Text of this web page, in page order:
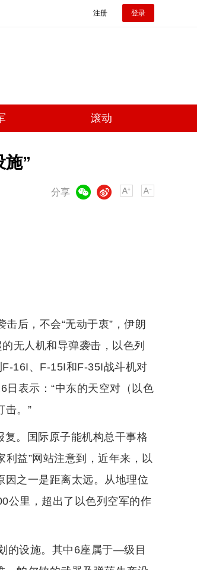
注册 登录
滚动
施”
分享
微博
后，不会“无动于衷”，伊朗
无人机和导弹袭击，以色列
16I、F-15I和F-35I战斗机对
表示：“中东的天空对（以色
击。”
。国际原子能机构总干事格
利益”网站注意到，近年来，以
之一是距离太远。从地理位
公里，超出了以色列空军的作
的设施。其中6座属于—级目